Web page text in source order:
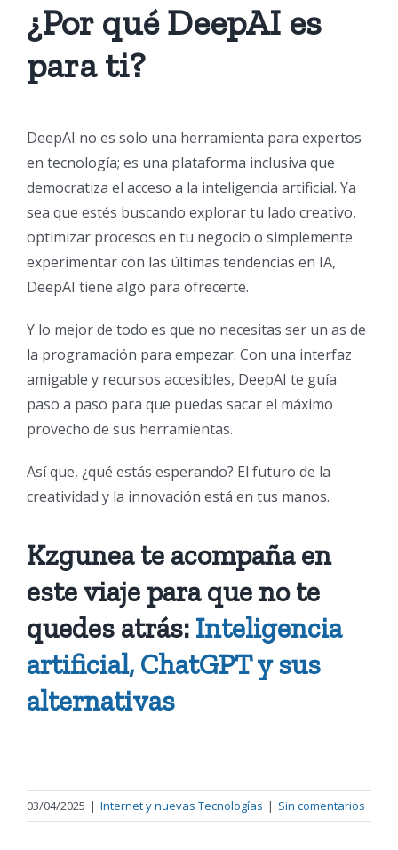
¿Por qué DeepAI es
para ti?
DeepAI no es solo una herramienta para expertos
en tecnología; es una plataforma inclusiva que
democratiza el acceso a la inteligencia artificial. Ya
sea que estés buscando explorar tu lado creativo,
optimizar procesos en tu negocio o simplemente
experimentar con las últimas tendencias en IA,
DeepAI tiene algo para ofrecerte.
Y lo mejor de todo es que no necesitas ser un as de
la programación para empezar. Con una interfaz
amigable y recursos accesibles, DeepAI te guía
paso a paso para que puedas sacar el máximo
provecho de sus herramientas.
Así que, ¿qué estás esperando? El futuro de la
creatividad y la innovación está en tus manos.
Kzgunea te acompaña en
este viaje para que no te
quedes atrás: Inteligencia
artificial, ChatGPT y sus
alternativas
03/04/2025 | Internet y nuevas Tecnologías | Sin comentarios